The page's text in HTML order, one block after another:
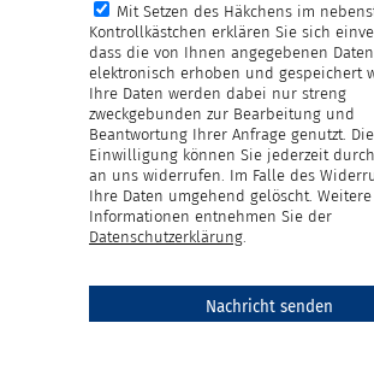
Mit Setzen des Häkchens im
Kontrollkästchen erklären Sie sich
dass die von Ihnen angegebenen Daten
elektronisch erhoben und gespeichert
Ihre Daten werden dabei nur streng
zweckgebunden zur Bearbeitung und
Beantwortung Ihrer Anfrage genutzt.
Einwilligung können Sie jederzeit
an uns widerrufen. Im Falle des
Ihre Daten umgehend gelöscht. Weitere
Informationen entnehmen Sie der
Datenschutzerklärung